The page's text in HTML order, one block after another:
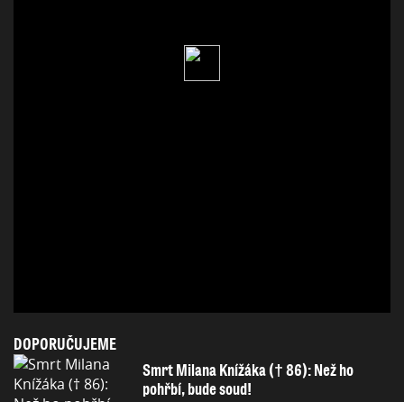
DOPORUČUJEME
Smrt Milana Knížáka († 86): Než ho
pohřbí, bude soud!